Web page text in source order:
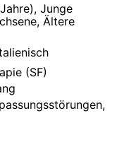
Junge
Ältere
(SF)